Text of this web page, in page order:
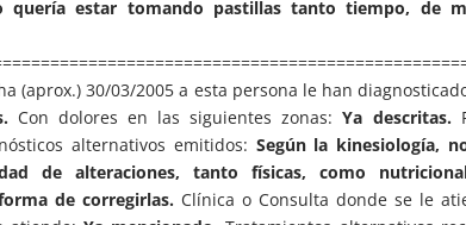
quería estar tomando pastillas tanto tiempo, de
(aprox.) 30/03/2005 a esta persona le han
Con dolores en las siguientes zonas:Ya descritas.
alternativos emitidos: Según la kinesiología,
de alteraciones, tanto físicas, como
de corregirlas.Clínica o Consulta donde se le